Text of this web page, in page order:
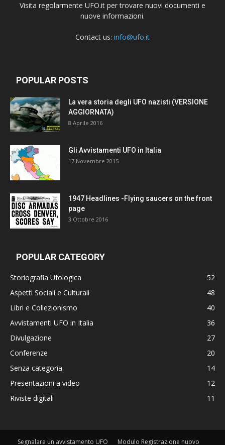
Visita regolarmente UFO.it per trovare nuovi documenti e
nuove informazioni.
Contact us: info@ufo.it
POPULAR POSTS
La vera storia degli UFO nazisti (VERSIONE
AGGIORNATA)
8 Aprile 2016
Gli Avvistamenti UFO in Italia
17 Novembre 2015
1947 Headlines -Flying saucers on the front
page
3 Ottobre 2016
POPULAR CATEGORY
Storiografia Ufologica
52
Aspetti Sociali e Culturali
48
Libri e Collezionismo
40
Avvistamenti UFO in Italia
36
Divulgazione
27
Conferenze
20
Senza categoria
14
Presentazioni a video
12
Riviste digitali
11
Segnalare un avvistamento UFO Modulo Registrazione nuovo